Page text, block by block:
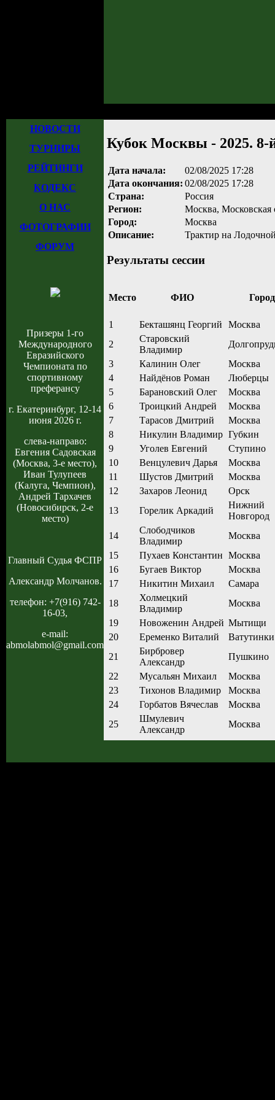
НОВОСТИ
ТУРНИРЫ
РЕЙТИНГИ
КОДЕКС
О НАС
ФОТОГРАФИИ
ФОРУМ
Призеры 1-го
Международного
Евразийского
Чемпионата по
спортивному
преферансу
г. Екатеринбург, 12-14
июня 2026 г.
слева-направо:
Евгения Садовская
(Москва, 3-е место),
Иван Тулупеев
(Калуга, Чемпион),
Андрей Тархачев
(Новосибирск, 2-е
место)
Главный Судья ФСПР
Александр Молчанов.
телефон: +7(916) 742-
16-03,
e-mail:
abmolabmol@gmail.com
Кубок Москвы - 2025. 8-
Дата начала:
02/08/2025 17:28
Дата окончания: 02/08/2025 17:28
Страна:
Россия
Регион:
Москва, Московская
Город:
Москва
Описание:
Трактир на
Результаты сессии
Место ФИО Город
1 Бекташянц Георгий
Москва
2
Старовский
Владимир
3
Калинин Олег
Москва
4
Найдёнов Роман
Люберцы
5
Барановский Олег
Москва
6
Троицкий Андрей
Москва
7
Тарасов Дмитрий
Москва
8
Никулин Владимир Губкин
9
Уголев Евгений
Ступино
10
Венцулевич Дарья
Москва
11
Шустов Дмитрий
Москва
12
Захаров Леонид
Орск
13
Горелик Аркадий
Нижний
Новгород
14
Слободчиков
Владимир
Москва
15
Пухаев Константин Москва
16
Бугаев Виктор
Москва
17
Никитин Михаил
Самара
18
Холмецкий
Владимир
Москва
19
Новоженин Андрей Мытищи
20
Еременко Виталий
Ватутинки
21
Бирбровер
Александр
Пушкино
22
Мусальян Михаил
Москва
23
Тихонов Владимир
Москва
24
Горбатов Вячеслав
Москва
25
Шмулевич
Александр
Москва